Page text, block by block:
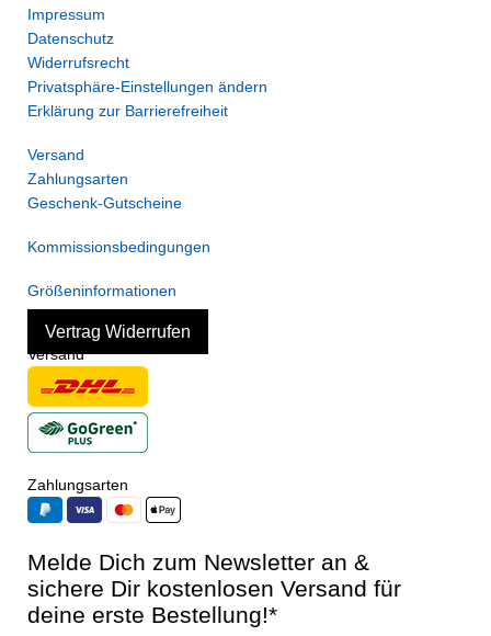
Impressum
Datenschutz
Widerrufsrecht
Privatsphäre-Einstellungen ändern
Erklärung zur Barrierefreiheit
Versand
Zahlungsarten
Geschenk-Gutscheine
Kommissionsbedingungen
Größeninformationen
Vertrag Widerrufen
Versand
Zahlungsarten
Melde Dich zum Newsletter an &
sichere Dir kostenlosen Versand für
deine erste Bestellung!*